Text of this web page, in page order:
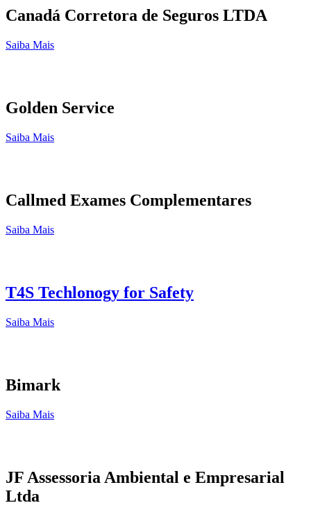
Canadá Corretora de Seguros LTDA
Saiba Mais
Golden Service
Saiba Mais
Callmed Exames Complementares
Saiba Mais
T4S Techlonogy for Safety
Saiba Mais
Bimark
Saiba Mais
JF Assessoria Ambiental e Empresarial
Ltda